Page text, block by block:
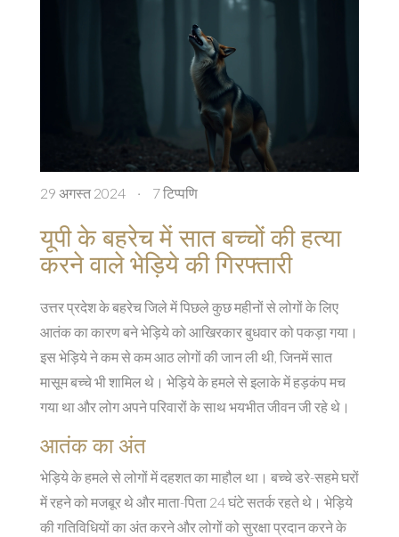
29 अगस्त 2024 · 7 टिप्पणि
यूपी के बहरेच में सात बच्चों की हत्या
करने वाले भेड़िये की गिरफ्तारी
उत्तर प्रदेश के बहरेच जिले में पिछले कुछ महीनों से लोगों के लिए
आतंक का कारण बने भेड़िये को आखिरकार बुधवार को पकड़ा गया।
इस भेड़िये ने कम से कम आठ लोगों की जान ली थी, जिनमें सात
मासूम बच्चे भी शामिल थे। भेड़िये के हमले से इलाके में हड़कंप मच
गया था और लोग अपने परिवारों के साथ भयभीत जीवन जी रहे थे।
आतंक का अंत
भेड़िये के हमले से लोगों में दहशत का माहौल था। बच्चे डरे-सहमे घरों
में रहने को मजबूर थे और माता-पिता 24 घंटे सतर्क रहते थे। भेड़िये
की गतिविधियों का अंत करने और लोगों को सुरक्षा प्रदान करने के